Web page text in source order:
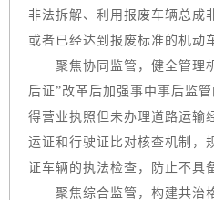
非法拆解、利用报废车辆总成
或者已经达到报废标准的机动
聚焦协同监管，健全管理机
后证”改革后加强事中事后监
得营业执照但未办理道路运输
运证和行驶证比对核查机制，
证车辆的执法检查，防止不具
聚焦综合监管，构建共治格